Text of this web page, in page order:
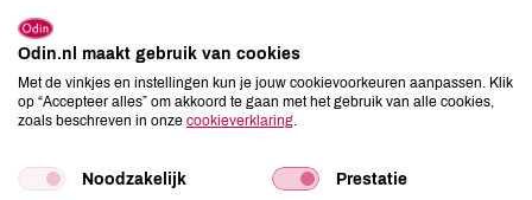
Noten
Selderij
niet aanwezig
Sesam
niet aanwezig
Vis
niet aanwezig
Odin.nl maakt gebruik van cookies
Met de vinkjes en instellingen kun je jouw cookievoorkeuren aanpassen. Klik
op “Accepteer alles” om akkoord te gaan met het gebruik van alle cookies,
zoals beschreven in onze cookieverklaring.
Noodzakelijk Prestatie